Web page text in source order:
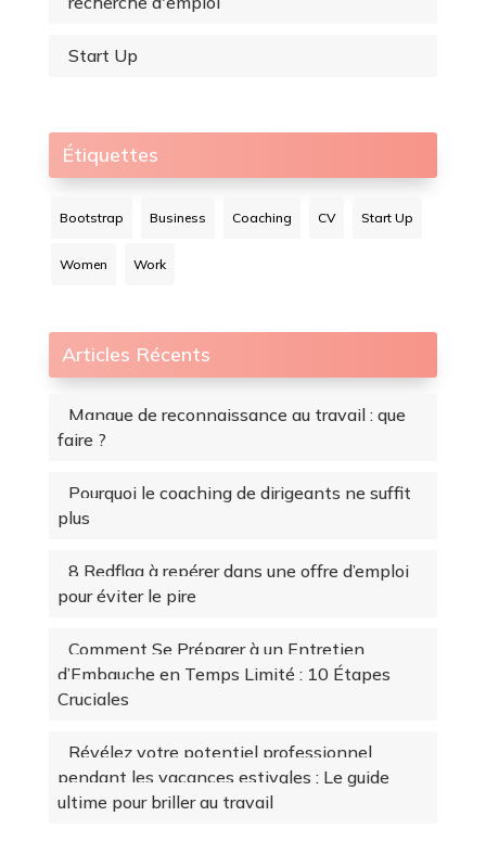
Start Up
Étiquettes
Bootstrap Business Coaching CV Start Up
Women Work
Articles Récents
Manque de reconnaissance au travail : que
faire ?
Pourquoi le coaching de dirigeants ne suffit
plus
8 Redflag à repérer dans une offre d’emploi
pour éviter le pire
Comment Se Préparer à un Entretien
d’Embauche en Temps Limité : 10 Étapes
Cruciales
Révélez votre potentiel professionnel
pendant les vacances estivales : Le guide
ultime pour briller au travail